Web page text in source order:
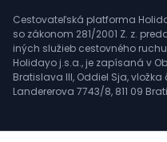
Cestovateľská platforma
so zákonom 281/2001 Z. z.
iných služieb cestovného
Holidayo j.s.a., je zapísaná v
Bratislava III, Oddiel Sja, vložka
Landererova 7743/8, 811 09